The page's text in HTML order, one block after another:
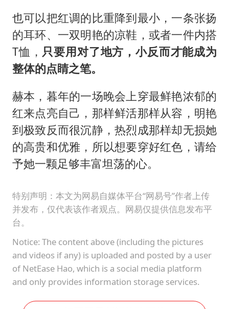
也可以把红调的比重降到最小，一条张扬
的耳环、一双明艳的凉鞋，或者一件内搭
T恤， 只要用对了地方，小反而才能成为
整体的点睛之笔。
赫本，暮年的一场晚会上穿最鲜艳浓郁的
红来点亮自己，那样鲜活那样从容，明艳
到极致反而很沉静，热烈成那样却无损她
的高贵和优雅，所以想要穿好红色，请给
予她一颗足够丰富坦荡的心。
特别声明：本文为网易自媒体平台“网易号”作者上传
并发布，仅代表该作者观点。网易仅提供信息发布平
台。
Notice: The content above (including the pictures
and videos if any) is uploaded and posted by a user
of NetEase Hao, which is a social media platform
and only provides information storage services.